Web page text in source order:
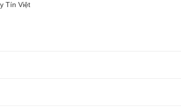
Tín Việt